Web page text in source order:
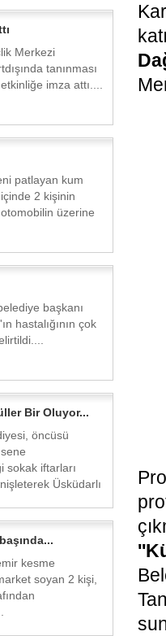
Merkezi
tanınması
imza attı....
patlayan kum
2 kişinin
üzerine
başkanı
hastalığının çok
Bir Oluyor...
öncüsü
sokak iftarları
Üsküdarlı
kesme
soyan 2 kişi,